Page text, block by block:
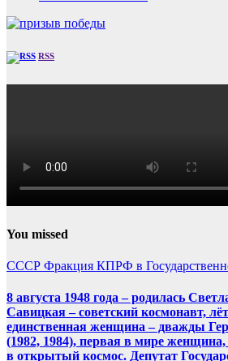
RSS
You missed
СССР Фракция КПРФ в
8 августа 1948 года – родилась
Савицкая – советский космонавт,
единственная женщина – дважды
(1982, 1984), первая в мире
в открытый космос. Депутат